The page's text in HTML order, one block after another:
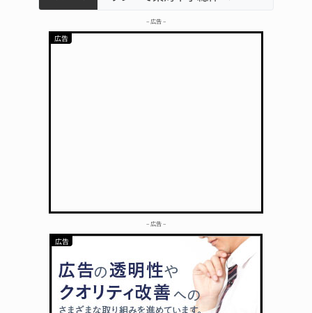
– 広告 –
– 広告 –